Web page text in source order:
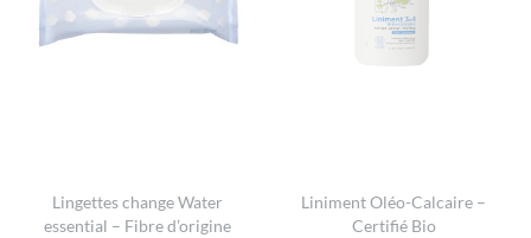
Lingettes change Water
essential – Fibre d’origine
Liniment Oléo-Calcaire –
Certifié Bio